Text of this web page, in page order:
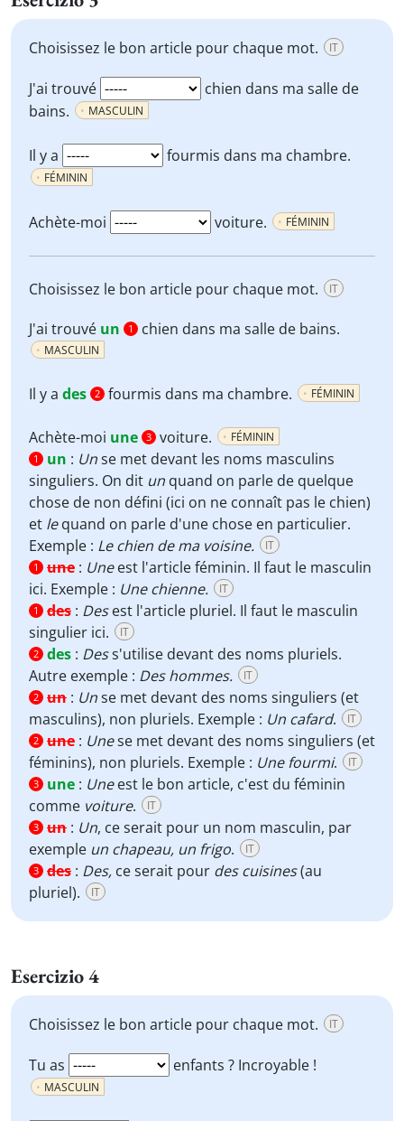
Choisissez le bon article pour chaque mot. IT
J'ai trouvé
chien dans ma salle de
bains.
MASCULIN
Il y a fourmis dans ma chambre.
FÉMININ
Achète-moi voiture. FÉMININ
Choisissez le bon article pour chaque mot. IT
J'ai trouvé un 1 chien dans ma salle de bains.
MASCULIN
Il y a des 2 fourmis dans ma chambre. FÉMININ
Achète-moi une 3 voiture. FÉMININ
1 un : Unse met devant les noms masculins
singuliers. On dit un quand on parle de quelque
chose de non défini (ici on ne connaît pas le chien)
et lequand on parle d'une chose en particulier.
Exemple : Le chien de ma voisine. IT
1 une : Uneest l'article féminin. Il faut le masculin
ici. Exemple : Une chienne. IT
1 des : Desest l'article pluriel. Il faut le masculin
singulier ici.
IT
2 des : Dess'utilise devant des noms pluriels.
Autre exemple : Des hommes. IT
2 un : Unse met devant des noms singuliers (et
masculins), non pluriels. Exemple : Un cafard. IT
2 une : Unese met devant des noms singuliers (et
féminins), non pluriels. Exemple : Une fourmi. IT
3 une : Uneest le bon article, c'est du féminin
comme voiture. IT
3 un : Un, ce serait pour un nom masculin, par
exemple un chapeau, un frigo. IT
3 des : Des, ce serait pour des cuisines(au
pluriel).
IT
Esercizio 4
Choisissez le bon article pour chaque mot. IT
Tu as enfants ? Incroyable !
MASCULIN